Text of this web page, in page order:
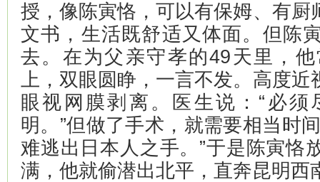
授，像陈寅恪，可以有保姆、有厨
文书，生活既舒适又体面。但陈
去。在为父亲守孝的49天里，
上，双眼圆睁，一言不发。高度近
眼视网膜剥离。医生说：“必
明。”但做了手术，就需要相当时
难逃出日本人之手。”于是陈寅恪
满，他就偷潜出北平，直奔昆明西